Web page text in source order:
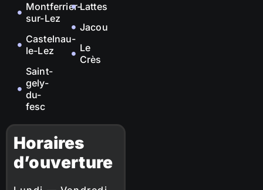
Montferrier-
sur-Lez
Castelnau-
le-Lez
Saint-
gely-
du-
fesc
Lattes
Jacou
Le
Crès
Horaires
d’ouverture